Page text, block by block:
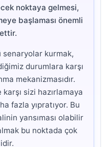
noktaya gelmesi,
başlaması önemli
senaryolar kurmak,
durumlara karşı
mekanizmasıdır.
sizi hazırlamaya
fazla yıpratıyor. Bu
yansıması olabilir
bu noktada çok